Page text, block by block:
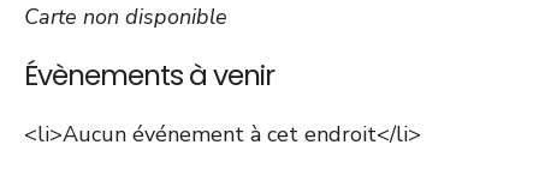
Carte non disponible
Évènements à venir
<li>Aucun événement à cet endroit</li>